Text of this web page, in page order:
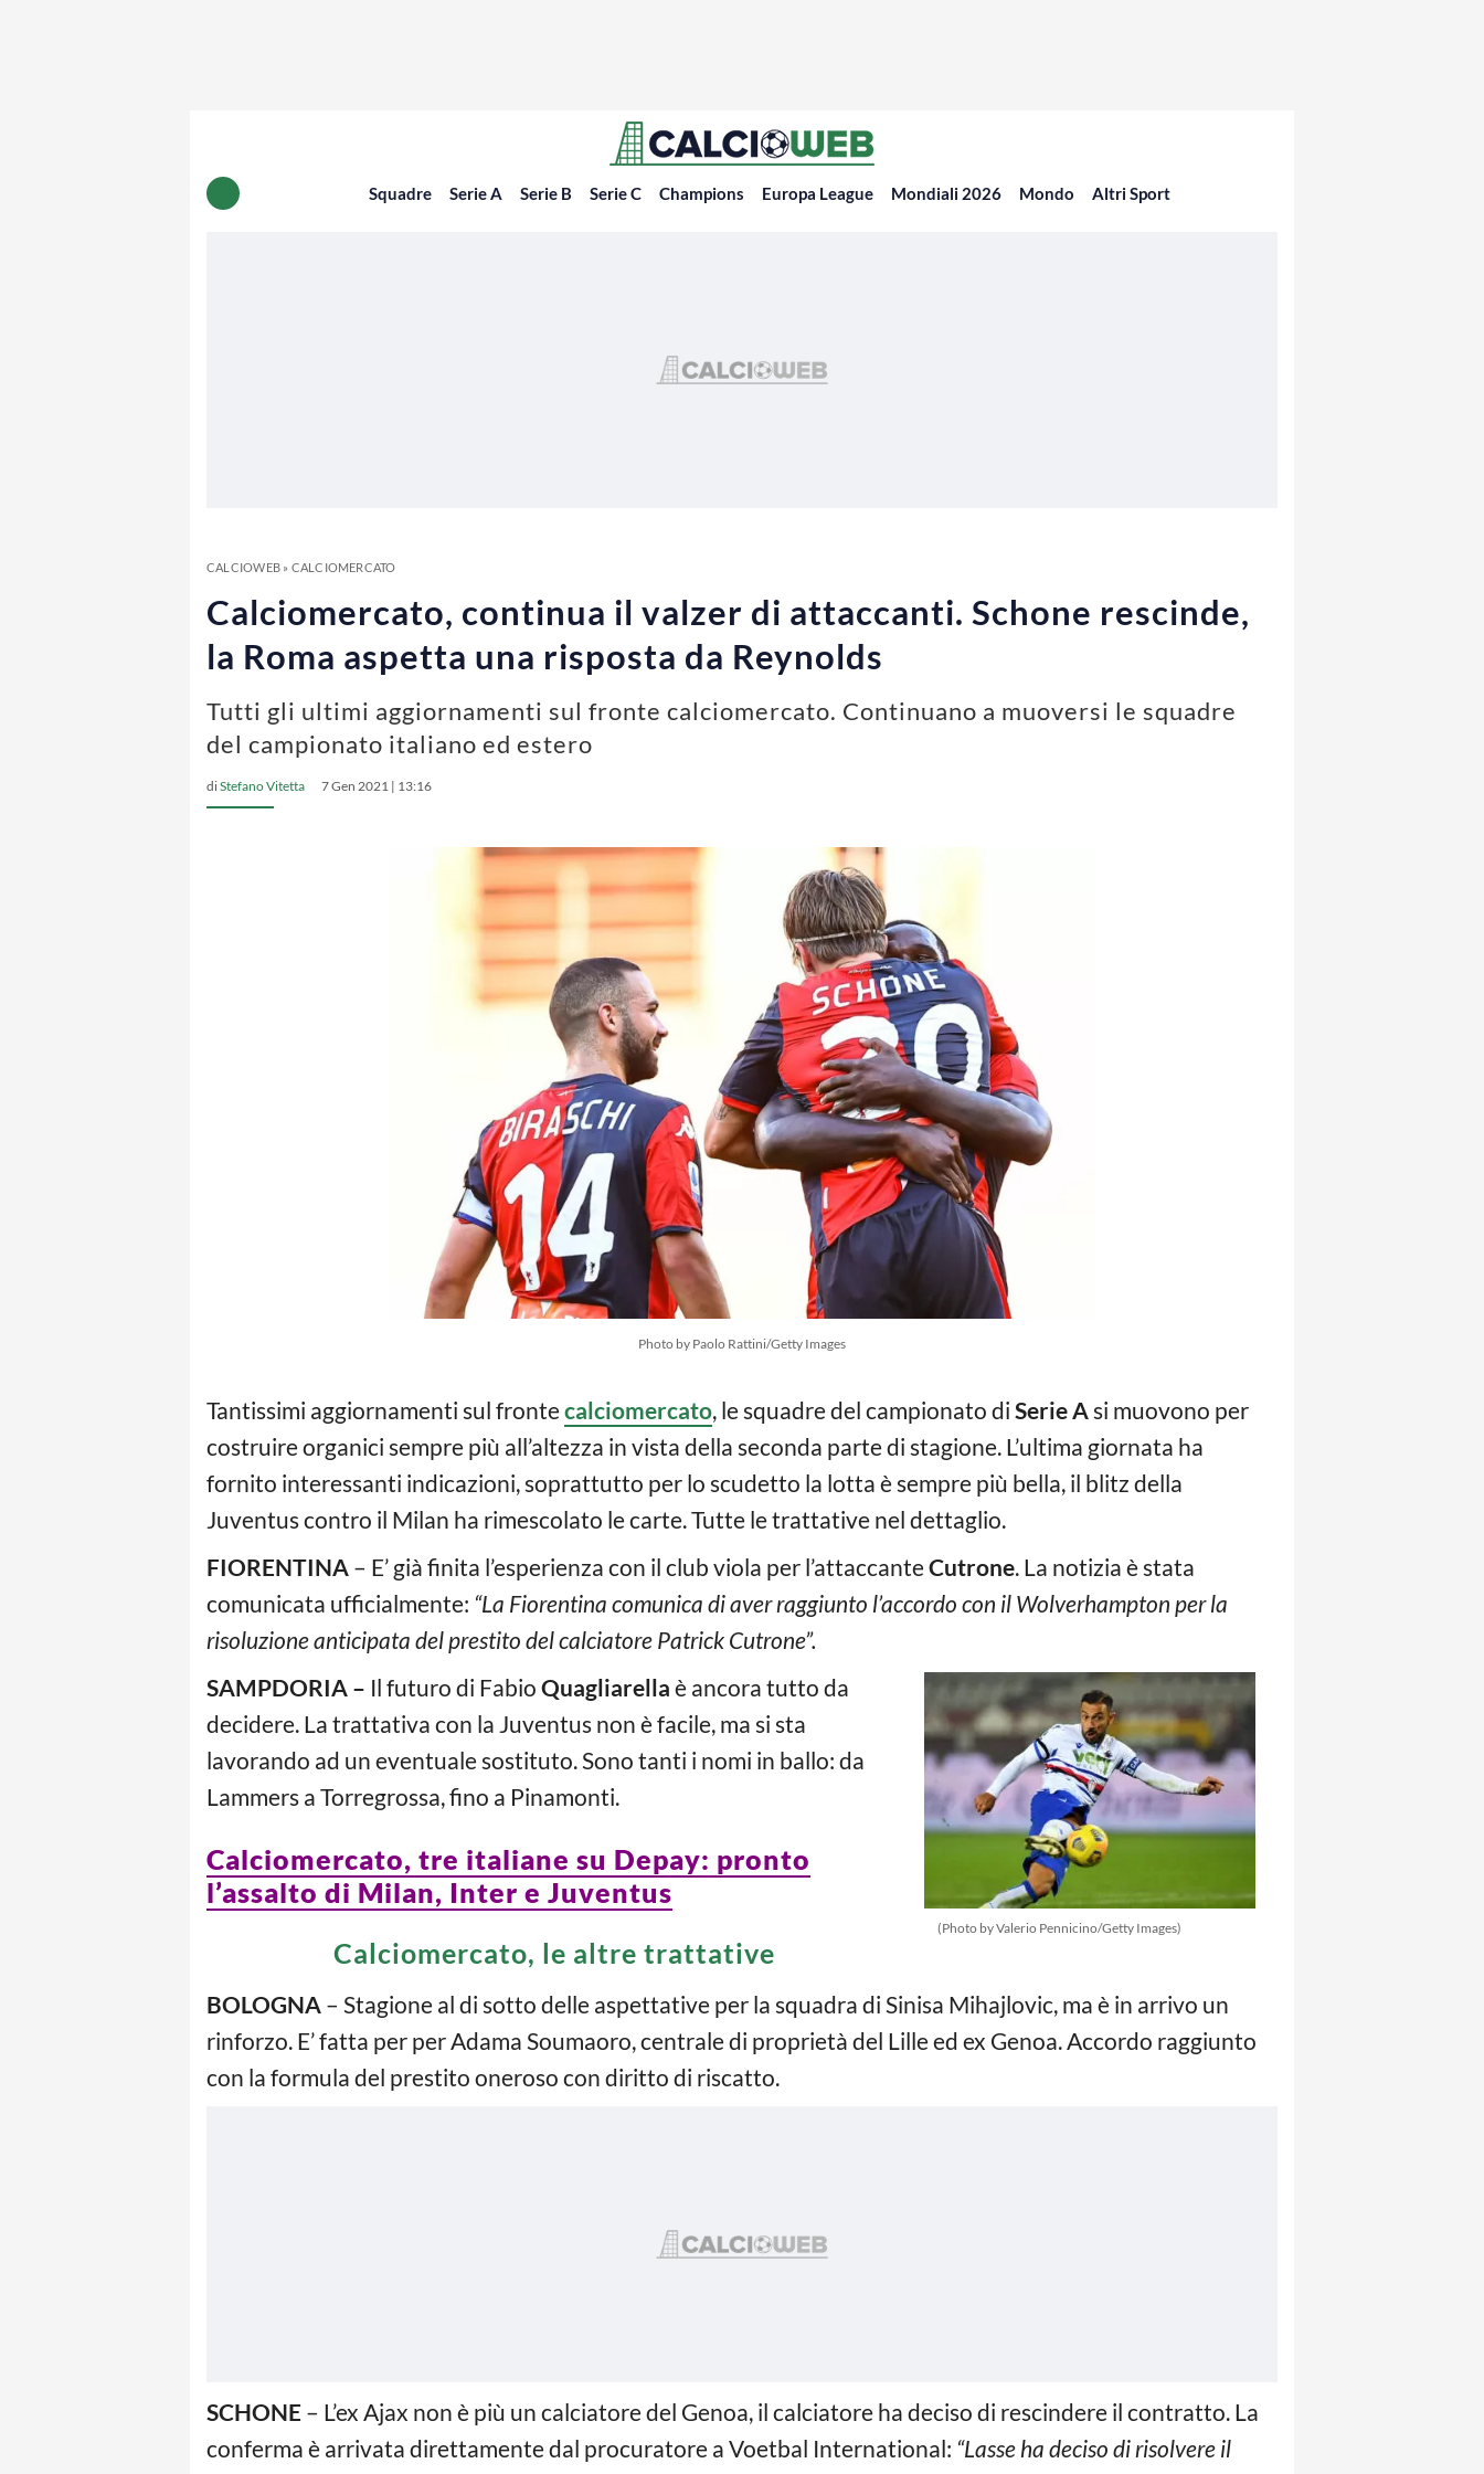
Squadre Serie A Serie B Serie C Champions Europa League Mondiali 2026 Mondo Altri Sport
CALCIOWEB» CALCIOMERCATO
Calciomercato, continua il valzer di attaccanti. Schone rescinde,
la Roma aspetta una risposta da Reynolds
Tutti gli ultimi aggiornamenti sul fronte calciomercato. Continuano a muoversi le squadre
del campionato italiano ed estero
diStefano Vitetta 7 Gen 2021 | 13:16
Photo by Paolo Rattini/Getty Images
Tantissimi aggiornamenti sul frontecalciomercato, le squadre del campionato di Serie Asi muovono per
costruire organici sempre più all’altezza in vista della seconda parte di stagione. L’ultima giornata ha
fornito interessanti indicazioni, soprattutto per lo scudetto la lotta è sempre più bella, il blitz della
Juventus contro il Milan ha rimescolato le carte. Tutte le trattative nel dettaglio.
FIORENTINA – E’ già finita l’esperienza con il club viola per l’attaccanteCutrone. La notizia è stata
comunicata ufficialmente: “La Fiorentina comunica di aver raggiunto l’accordo con il Wolverhampton per la
risoluzione anticipata del prestito del calciatore Patrick Cutrone”.
(Photo by Valerio Pennicino/Getty Images)
SAMPDORIA – Il futuro di Fabio Quagliarella è ancora tutto da
decidere. La trattativa con la Juventus non è facile, ma si sta
lavorando ad un eventuale sostituto. Sono tanti i nomi in ballo: da
Lammers a Torregrossa, fino a Pinamonti.
Calciomercato, tre italiane su Depay: pronto
l’assalto di Milan, Inter e Juventus
Calciomercato, le altre trattative
BOLOGNA – Stagione al di sotto delle aspettative per la squadra di Sinisa Mihajlovic, ma è in arrivo un
rinforzo. E’ fatta per per Adama Soumaoro, centrale di proprietà del Lille ed ex Genoa. Accordo raggiunto
con la formula del prestito oneroso con diritto di riscatto.
SCHONE – L’ex Ajax non è più un calciatore del Genoa, il calciatore ha deciso di rescindere il contratto. La
conferma è arrivata direttamente dal procuratore a Voetbal International: “Lasse ha deciso di risolvere il